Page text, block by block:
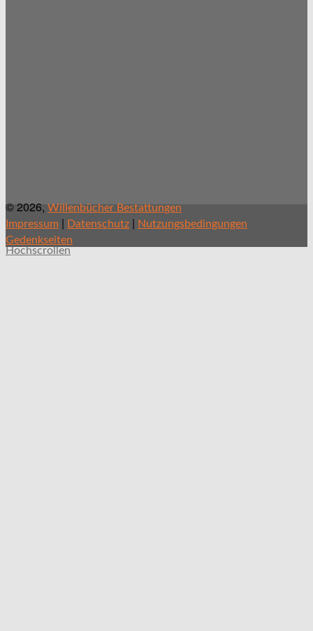
© 2026, Willenbücher Bestattungen
Impressum | Datenschutz | Nutzungsbedingungen
Gedenkseiten
Hochscrollen